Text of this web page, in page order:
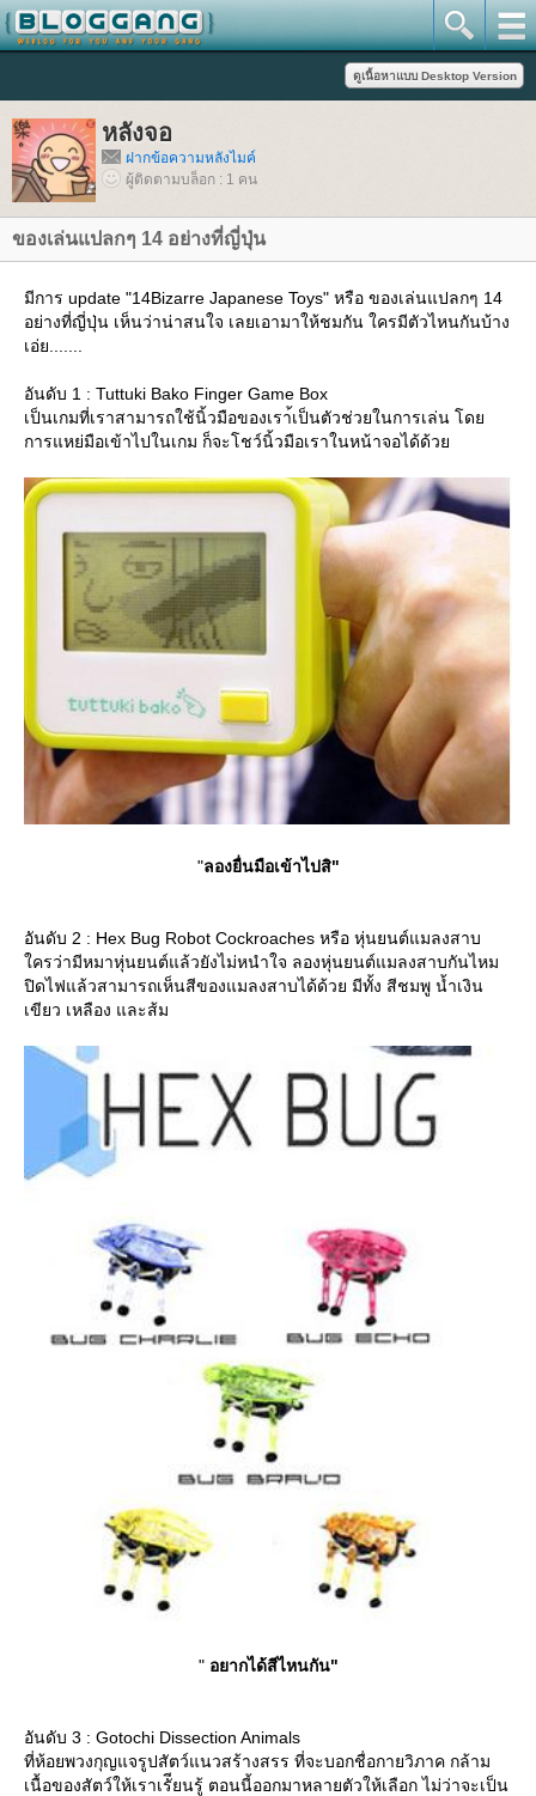
หลังจอ
ฝากข้อความหลังไมค์
ผู้ติดตามบล็อก : 1 คน
ของเล่นแปลกๆ 14 อย่างที่ญี่ปุ่น
มีการ update "14Bizarre Japanese Toys" หรือ ของเล่นแปลกๆ 14
อย่างที่ญี่ปุ่น เห็นว่าน่าสนใจ เลยเอามาให้ชมกัน ใครมีตัวไหนกันบ้าง
เอ่ย.......
อันดับ 1 : Tuttuki Bako Finger Game Box
เป็นเกมที่เราสามารถใช้นิ้วมือของเรา้เป็นตัวช่วยในการเล่น โด
การแหย่มือเข้าไปในเกม ก็จะโชว์นิ้วมือเราในหน้าจอได้ด้ว
"ลองยื่นมือเข้าไปสิ"
อันดับ 2 : Hex Bug Robot Cockroaches หรือ หุ่นยนต์แมลงสาบ
ครว่ามีหมาหุ่นยนต์แล้วยังไม่หนำใจ ลองหุ่นยนต์แมลงสาบกันไหม
ปิดไฟแล้วสามารถเห็นสีของแมลงสาบได้ด้วย มีทั้ง สีชมพู น้ำเงิน
เขียว เหลือง และส้ม
"อยากได้สีไหนกัน"
อันดับ 3 : Gotochi Dissection Animals
ที่ห้อยพวงกุญแจรูปสัตว์แนวสร้างสรร ที่จะบอกชื่อกายวิภาค กล้าม
เนื้อของสัตว์ให้เราเรัียนรู้ ตอนนี้ออกมาหลายตัวให้เลือก ไม่ว่าจะเป็น